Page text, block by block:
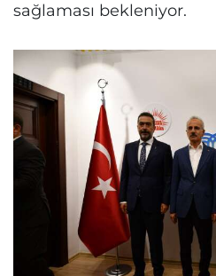
sağlaması bekleniyor.